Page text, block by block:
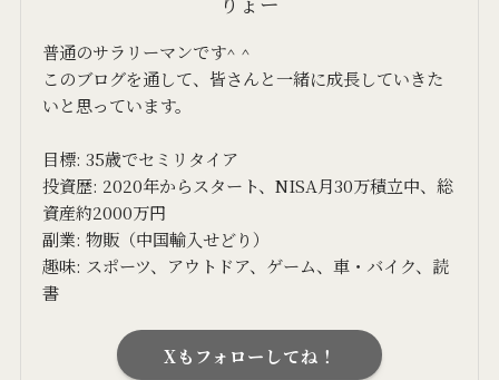
普通のサラリーマンです^ ^
このブログを通して、皆さんと一緒に成長していきた
いと思っています。
目標: 35歳でセミリタイア
投資歴: 2020年からスタート、NISA月30万積立中、総
資産約2000万円
副業: 物販（中国輸入せどり）
趣味: スポーツ、アウトドア、ゲーム、車・バイク、読
書
Xもフォローしてね！